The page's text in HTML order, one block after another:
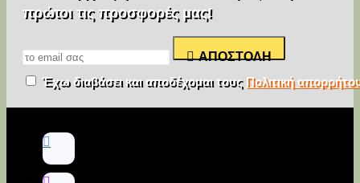
πρώτοι τις προσφορές μας!
ΑΠΟΣΤΟΛΉ
Έχω διαβάσει και αποδέχομαι τους Πολιτική